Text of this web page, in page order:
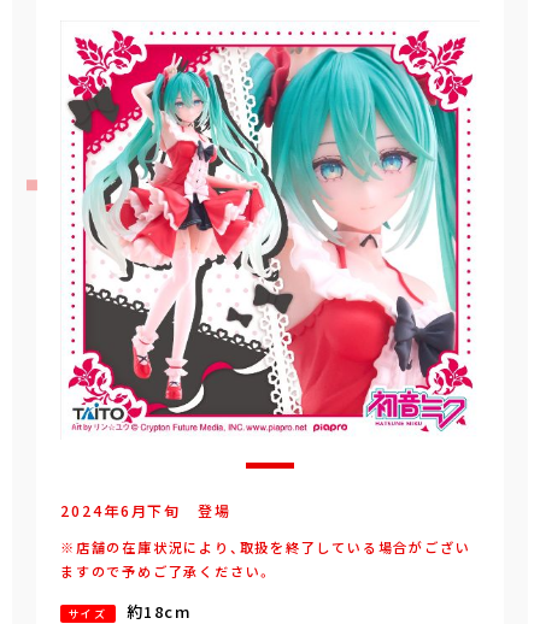
2024年6 月下旬 登場
※店舗の在庫状況により、取扱を終了している場合がござい
ますので予めご了承ください。
サイズ 約18cm